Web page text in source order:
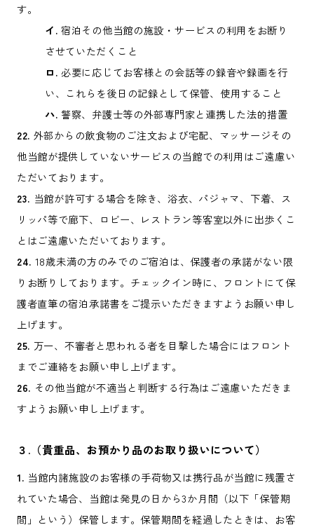
す。
イ.宿泊その他当館の施設・サービスの利用をお断り
させていただくこと
ロ.必要に応じてお客様との会話等の録音や録画を行
い、これらを後日の記録として保管、使用すること
ハ.警察、弁護士等の外部専門家と連携した法的措置
22. 外部からの飲食物のご注文および宅配、マッサージその
他当館が提供していないサービスの当館での利用はご遠慮い
ただいております。
23. 当館が許可する場合を除き、浴衣、パジャマ、下着、ス
リッパ等で廊下、ロビー、レストラン等客室以外に出歩くこ
とはご遠慮いただいております。
24. 18歳未満の方のみでのご宿泊は、保護者の承諾がない限
りお断りしております。チェックイン時に、フロントにて保
護者直筆の宿泊承諾書をご提示いただきますようお願い申し
上げます。
25. 万一、不審者と思われる者を目撃した場合にはフロント
までご連絡をお願い申し上げます。
26. その他当館が不適当と判断する行為はご遠慮いただきま
すようお願い申し上げます。
３.（貴重品、お預かり品のお取り扱いについて）
1. 当館内諸施設のお客様の手荷物又は携行品が当館に残置さ
れていた場合、当館は発見の日から3か月間（以下「保管期
間」という）保管します。保管期間を経過したときは、お客